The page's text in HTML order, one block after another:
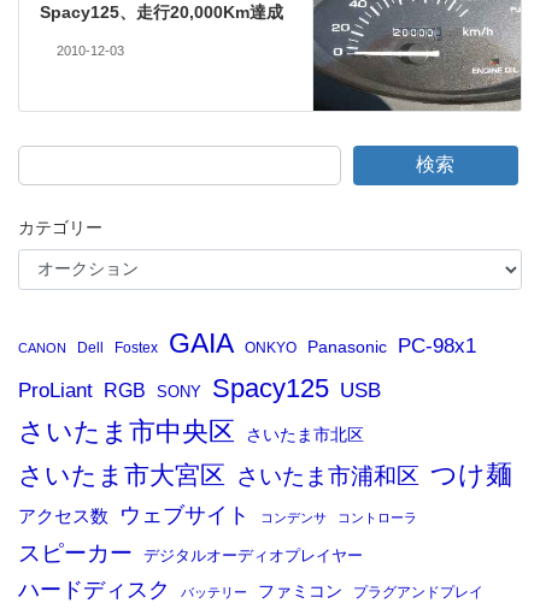
Spacy125、走行20,000Km達成
2010-12-03
検索
カテゴリー
CANON Dell Fostex GAIA ONKYO Panasonic PC-98x1
ProLiant RGB SONY Spacy125 USB
さいたま市中央区 さいたま市北区
さいたま市大宮区 さいたま市浦和区 つけ麺
アクセス数 ウェブサイト コンデンサ コントローラ
スピーカー デジタルオーディオプレイヤー
ハードディスク バッテリー ファミコン プラグアンドプレイ